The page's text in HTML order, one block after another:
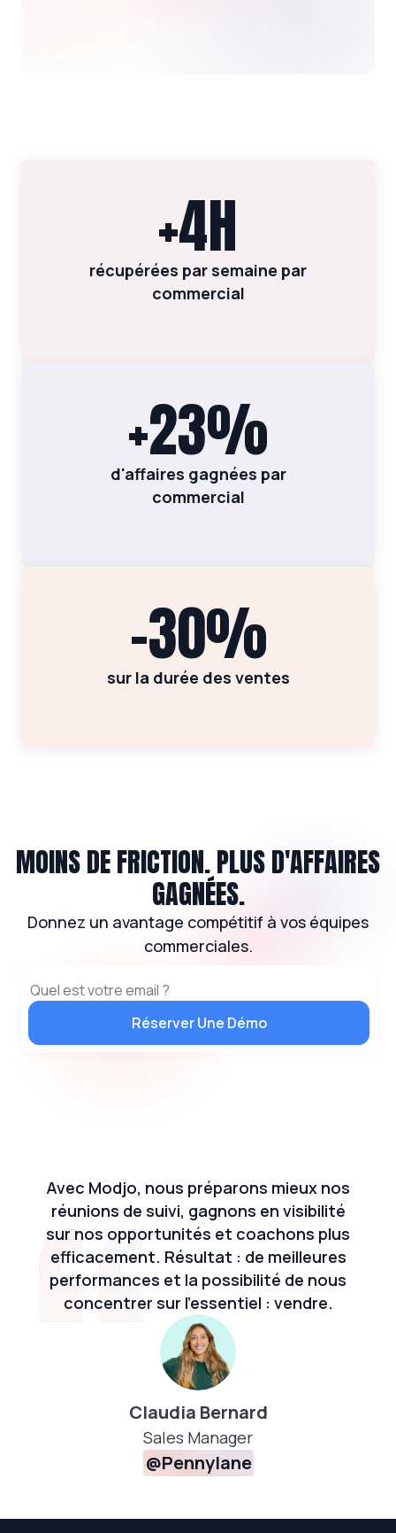
+4H
récupérées par semaine par
commercial
+23%
d'affaires gagnées par
commercial
-30%
sur la durée des ventes
MOINS DE FRICTION. PLUS D'AFFAIRES
GAGNÉES.
Donnez un avantage compétitif à vos équipes
commerciales.
Réserver Une Démo
Avec Modjo, nous préparons mieux nos
réunions de suivi, gagnons en visibilité
sur nos opportunités et coachons plus
efficacement. Résultat : de meilleures
performances et la possibilité de nous
concentrer sur l’essentiel : vendre.
Claudia Bernard
Sales Manager
@Pennylane